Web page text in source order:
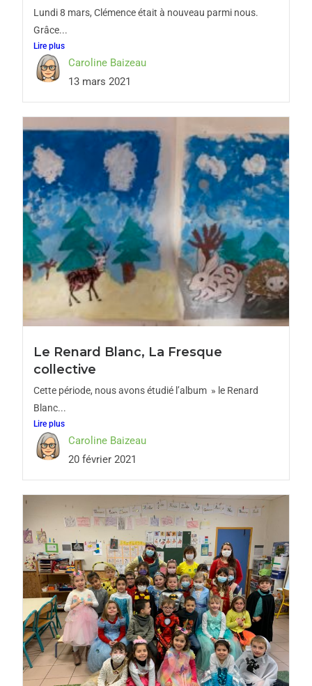
Lundi 8 mars, Clémence était à nouveau parmi nous.
Grâce...
Lire plus
Caroline Baizeau
13 mars 2021
Le Renard Blanc, La Fresque
collective
Cette période, nous avons étudié l’album » le Renard
Blanc...
Lire plus
Caroline Baizeau
20 février 2021